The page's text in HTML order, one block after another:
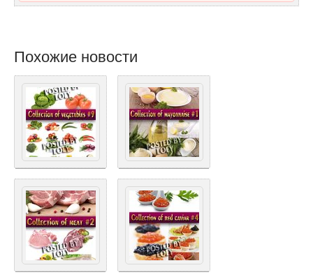
Похожие новости